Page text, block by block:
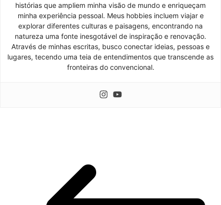
histórias que ampliem minha visão de mundo e enriqueçam
minha experiência pessoal. Meus hobbies incluem viajar e
explorar diferentes culturas e paisagens, encontrando na
natureza uma fonte inesgotável de inspiração e renovação.
Através de minhas escritas, busco conectar ideias, pessoas e
lugares, tecendo uma teia de entendimentos que transcende as
fronteiras do convencional.